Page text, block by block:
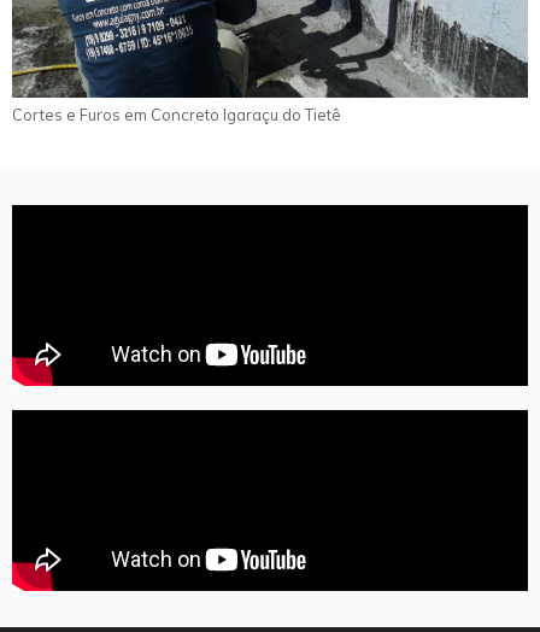
Cortes e Furos em Concreto Igaraçu do Tietê